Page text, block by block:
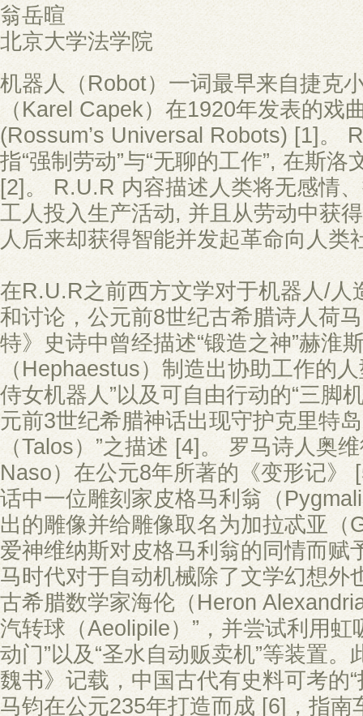
翁岳暄
北京大学法学院
机器人（Robot）一词最早来自捷克
（Karel Capek）在1920年发表的戏
(Rossum’s Universal Robots) [1]。
指“强制劳动”与“无聊的工作”, 在斯洛
[2]。 R.U.R 内容描述人类将无感情
工人投入生产活动, 并且从劳动中获
人后来却获得智能并发起革命向人类
在R.U.R之前西方文学对于机器人/人
和讨论，公元前8世纪古希腊诗人荷
特》史诗中曾经描述“锻造之神”赫淮
（Hephaestus）制造出协助工作的
侍女机器人”以及可自由行动的“三脚
元前3世纪希腊神话出现守护克里特
（Talos）”之描述 [4]。 罗马诗人奥
Naso）在公元8年所著的《变形记》
话中一位雕刻家皮格马利翁（
出的雕像并给雕像取名为加拉忒亚（
爱神维纳斯对皮格马利翁的同情而赋
马时代对于自动机械除了文学幻想外
古希腊数学家海伦（Heron
汽转球（Aeolipile）”，并尝试利用虹
动门”以及“圣水自动贩卖机”等装置
魏书》记载，中国古代有史料可考的
马钧在公元235年打造而成 [6]，指南